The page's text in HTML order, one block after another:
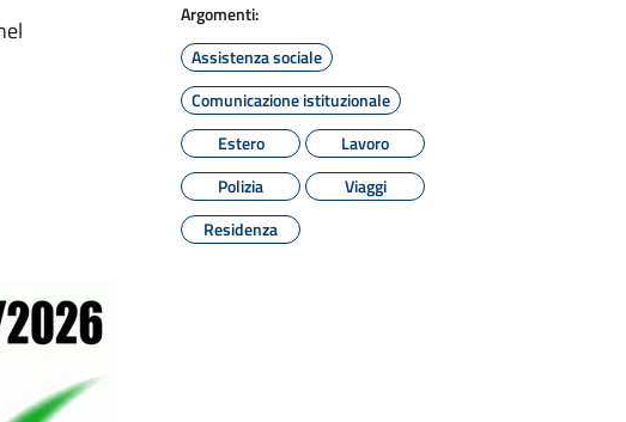
Argomenti:
Assistenza sociale
Comunicazione istituzionale
Estero
Lavoro
Polizia
Viaggi
Residenza